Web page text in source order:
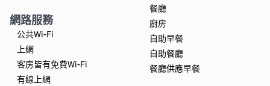
網路服務
公共Wi-Fi
上網
客房皆有免費Wi-Fi
有線上網
餐廳
廚房
自助早餐
自助餐廳
餐廳供應早餐